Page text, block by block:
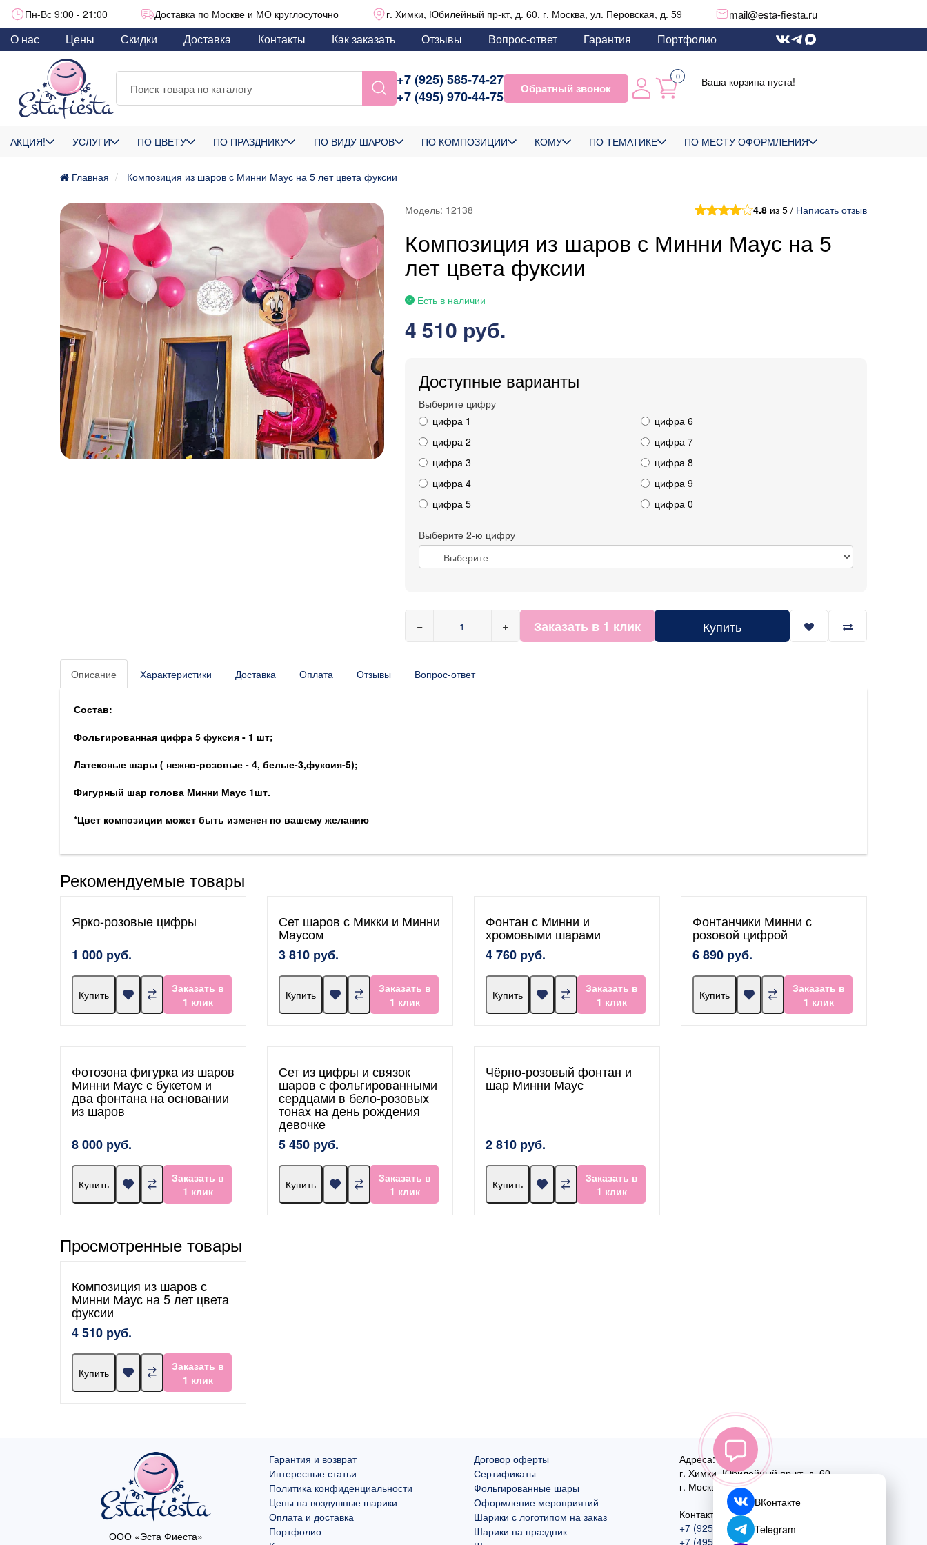
Пн-Вс 9:00 - 21:00 Доставка по Москве и МО круглосуточно г. Химки, Юбилейный пр-кт, д. 60, г. Москва, ул. Перовская, д. 59 mail@esta-fiesta.ru
О нас Цены Скидки Доставка Контакты Как заказать Отзывы Вопрос-ответ Гарантия Портфолио
+7 (925) 585-74-27
+7 (495) 970-44-75
Обратный звонок
0 Ваша корзина пуста!
АКЦИЯ! УСЛУГИ ПО ЦВЕТУ ПО ПРАЗДНИКУ ПО ВИДУ ШАРОВ ПО КОМПОЗИЦИИ КОМУ ПО ТЕМАТИКЕ ПО МЕСТУ ОФОРМЛЕНИЯ
Главная Композиция из шаров с Минни Маус на 5 лет цвета фуксии
Модель: 12138 4.8 из 5 / Написать отзыв
Композиция из шаров с Минни Маус на 5
лет цвета фуксии
Есть в наличии
4 510 руб.
Доступные варианты
Выберите цифру
цифра 1
цифра 2
цифра 3
цифра 4
цифра 5
цифра 6
цифра 7
цифра 8
цифра 9
цифра 0
Выберите 2-ю цифру
− + Заказать в 1 клик Купить
Описание Характеристики Доставка Оплата Отзывы Вопрос-ответ
Состав:
Фольгированная цифра 5 фуксия - 1 шт;
Латексные шары ( нежно-розовые - 4, белые-3,фуксия-5);
Фигурный шар голова Минни Маус 1шт.
*Цвет композиции может быть изменен по вашему желанию
Рекомендуемые товары
Ярко-розовые цифры
1 000 руб.
Купить
Заказать в
1 клик
Сет шаров с Микки и Минни
Маусом
3 810 руб.
Купить
Заказать в
1 клик
Фонтан с Минни и
хромовыми шарами
4 760 руб.
Купить
Заказать в
1 клик
Фонтанчики Минни с
розовой цифрой
6 890 руб.
Купить
Заказать в
1 клик
Фотозона фигурка из шаров
Минни Маус с букетом и
два фонтана на основании
из шаров
8 000 руб.
Купить
Заказать в
1 клик
Сет из цифры и связок
шаров с фольгированными
сердцами в бело-розовых
тонах на день рождения
девочке
5 450 руб.
Купить
Заказать в
1 клик
Чёрно-розовый фонтан и
шар Минни Маус
2 810 руб.
Купить
Заказать в
1 клик
Просмотренные товары
Композиция из шаров с
Минни Маус на 5 лет цвета
фуксии
4 510 руб.
Купить
Заказать в
1 клик
ООО «Эста Фиеста»
Гарантия и возврат
Интересные статьи
Политика конфиденциальности
Цены на воздушные шарики
Оплата и доставка
Портфолио
Договор оферты
Сертификаты
Фольгированные шары
Оформление мероприятий
Шарики с логотипом на заказ
Шарики на праздник
Адреса:
г. Химки, Юбилейный пр-кт, д. 60
г. Москва,ул. Перовская, д. 59
Контактный номер:
+7 (925) 585-74-27
+7 (495) 970-44-75
ВКонтакте
Telegram